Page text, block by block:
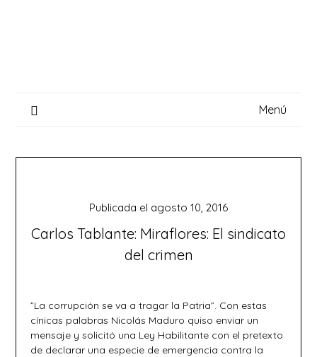
Menú
Carlos Tablante: Miraflores: El sindicato
del crimen
Publicada el agosto 10, 2016
”La corrupción se va a tragar la Patria”. Con estas
cínicas palabras Nicolás Maduro quiso enviar un
mensaje y solicitó una Ley Habilitante con el pretexto
de declarar una especie de emergencia contra la